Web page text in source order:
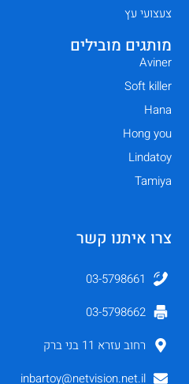
צעצועי עץ
מותגים מובילים
Aviner
Soft killer
Hana
Hong you
Lindatoy
Tamiya
צרו איתנו קשר
03-5798661
03-5798662
רחוב עזרא 11 בני ברק
inbartoy@netvision.net.il